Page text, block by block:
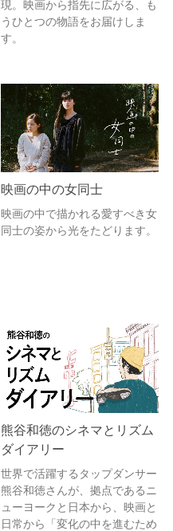
現。映画から指先に広がる、も
うひとつの物語をお届けしま
す。
映画の中の女同士
映画の中で描かれる愛すべき女
同士の姿から光をたどります。
熊谷和徳のシネマとリズム
ダイアリー
世界で活躍するタップダンサー
熊谷和徳さんが、拠点であるニ
ューヨークと日本から、映画と
日常から「変化の中を進むため